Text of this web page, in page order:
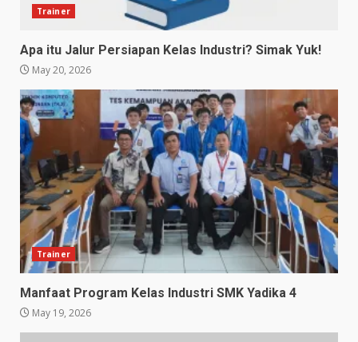
Trainer
Apa itu Jalur Persiapan Kelas Industri? Simak Yuk!
May 20, 2026
Trainer
Manfaat Program Kelas Industri SMK Yadika 4
May 19, 2026